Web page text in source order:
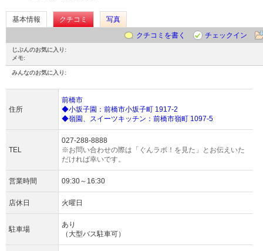
基本情報 クチコミ
写真
クチコミを書く
チェックイン
じぶんのお気に入り:
メモ:
みんなのお気に入り:
住所
前橋市
◆小坂子園：前橋市小坂子町 1917-2
◆嶺園、スイーツキッチン：前橋市嶺町 1097-5
TEL
027-288-8888
※お問い合わせの際は「ぐんラボ！を見た」とお伝えいた
だければ幸いです。
営業時間 09:30～16:30
店休日 火曜日
駐車場
あり
（大型バス駐車可）